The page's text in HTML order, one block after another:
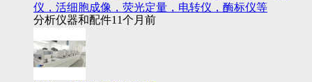
仪，活细胞成像，荧光定量，电转仪，酶标仪等
分析仪器和配件11个月前